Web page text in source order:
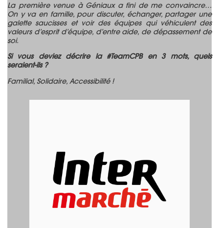
La première venue à Géniaux a fini de me convaincre…
On y va en famille, pour discuter, échanger, partager une
galette saucisses et voir des équipes qui véhiculent des
valeurs d’esprit d’équipe, d’entre aide, de dépassement de
soi.
Si vous deviez décrire la #TeamCPB en 3 mots, quels
seraient-ils ?
Familial, Solidaire, Accessibilité !